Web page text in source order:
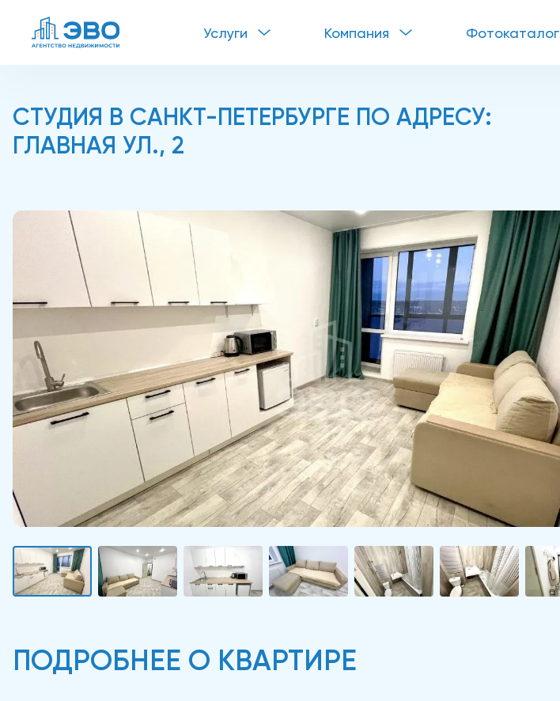
Услуги Компания Фотокаталог
СТУДИЯ В САНКТ-ПЕТЕРБУРГЕ ПО АДРЕСУ:
ГЛАВНАЯ УЛ., 2
ПОДРОБНЕЕ О КВАРТИРЕ